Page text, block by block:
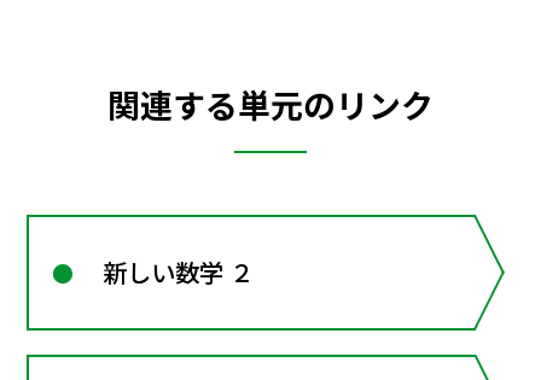
関連する単元のリンク
新しい数学 ２